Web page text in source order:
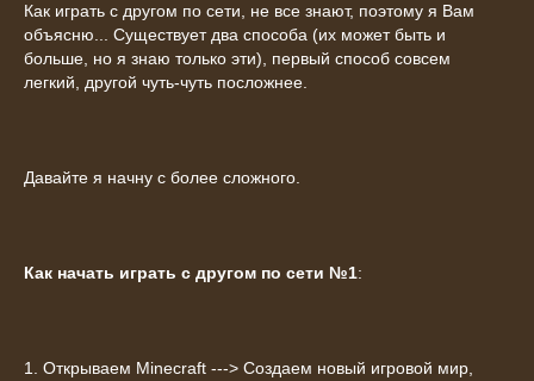
Как играть с другом по сети, не все знают, поэтому я Вам
объясню... Существует два способа (их может быть и
больше, но я знаю только эти), первый способ совсем
легкий, другой чуть-чуть посложнее.
Давайте я начну с более сложного.
Как начать играть с другом по сети №1:
1. Открываем Minecraft ---> Создаем новый игровой мир,